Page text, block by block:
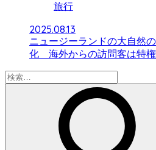
旅行
2025.08.13
ニュージーランドの大自然
化 海外からの訪問客は特権
検
索: